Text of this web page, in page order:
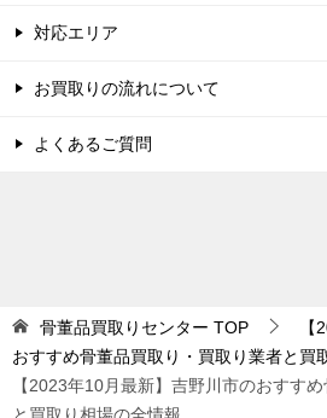
対応エリア
お買取りの流れについて
よくあるご質問
骨董品買取りセンター TOP
おすすめ骨董品買取り・買取り業者と買
【2023年10月最新】吉野川市のおすす